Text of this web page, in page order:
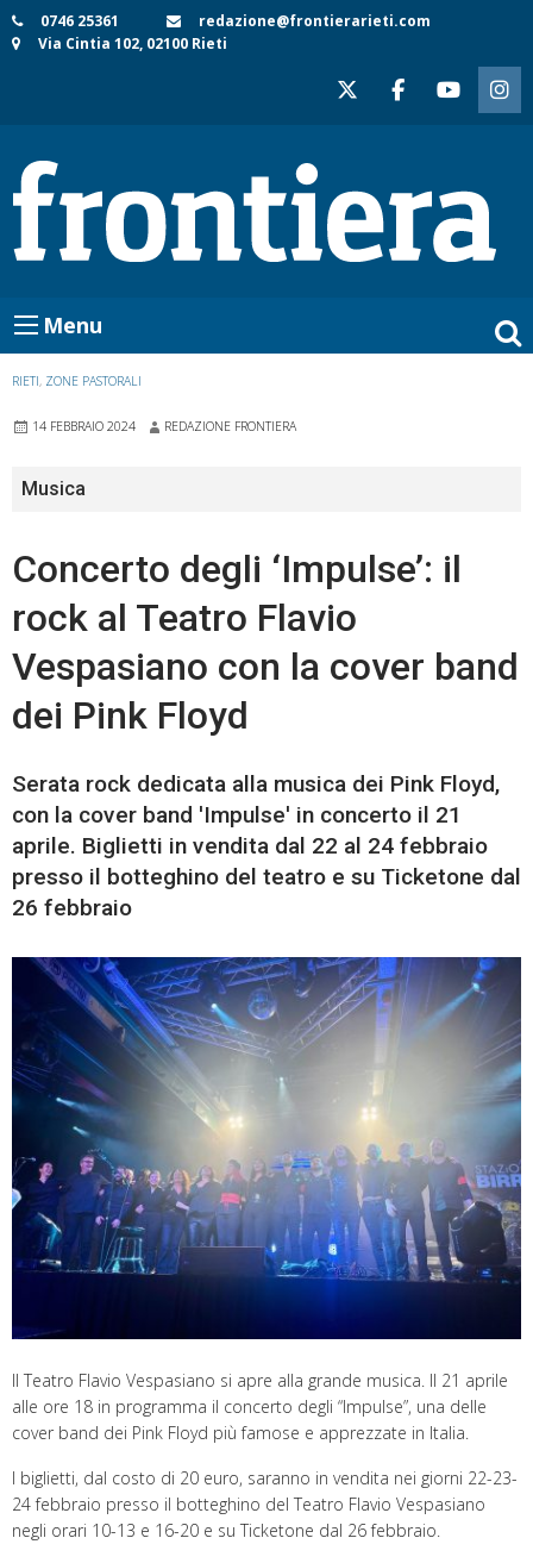
Skip
to
0746 25361
redazione@frontierarieti.com
Via Cintia 102, 02100 Rieti
Menu
RIETI, ZONE PASTORALI
14 FEBBRAIO 2024 REDAZIONE FRONTIERA
Musica
Concerto degli ‘Impulse’: il
rock al Teatro Flavio
Vespasiano con la cover band
dei Pink Floyd
Serata rock dedicata alla musica dei Pink Floyd,
con la cover band 'Impulse' in concerto il 21
aprile. Biglietti in vendita dal 22 al 24 febbraio
presso il botteghino del teatro e su Ticketone dal
26 febbraio
Il Teatro Flavio Vespasiano si apre alla grande musica. Il 21 aprile
alle ore 18 in programma il concerto degli “Impulse”, una delle
cover band dei Pink Floyd più famose e apprezzate in Italia.
I biglietti, dal costo di 20 euro, saranno in vendita nei giorni 22-23-
24 febbraio presso il botteghino del Teatro Flavio Vespasiano
negli orari 10-13 e 16-20 e su Ticketone dal 26 febbraio.